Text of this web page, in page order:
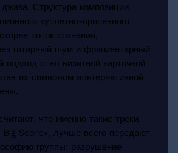
джаза. Структура композиции
куплетно-припевного
поток сознания,
гитарный шум и фрагментарный
стал визитной карточкой
их символом альтернативной
что именно такие треки,
Big Score», лучше всего передают
группы: разрушение